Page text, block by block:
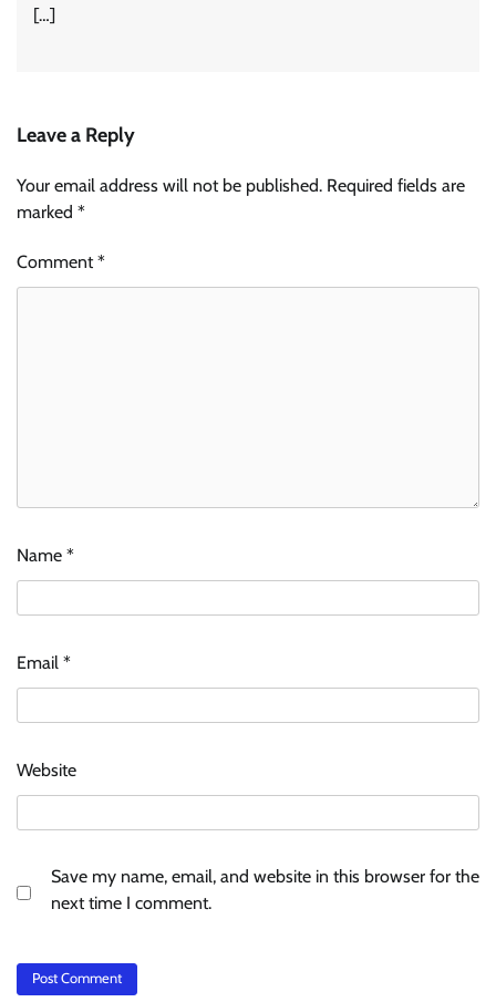
[…]
Leave a Reply
Your email address will not be published. Required fields are
marked *
Comment*
Name *
Email *
Website
Save my name, email, and website in this browser for the
next time I comment.